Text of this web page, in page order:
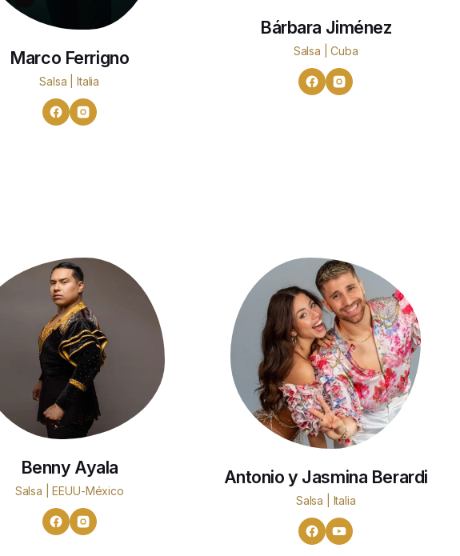
Marco Ferrigno
Salsa | Italia
Bárbara Jiménez
Salsa | Cuba
Benny Ayala
Salsa | EEUU-México
Antonio y Jasmina Berardi
Salsa | Italia